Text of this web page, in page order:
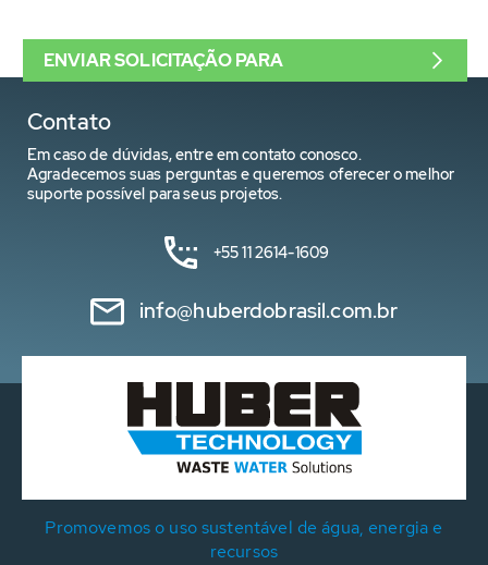
Contato
Em caso de dúvidas, entre em contato conosco.
Agradecemos suas perguntas e queremos oferecer o melhor
suporte possível para seus projetos.
+55 11 2614-1609
info@huberdobrasil.com.br
ENVIAR SOLICITAÇÃO PARA
Promovemos o uso sustentável de água, energia e
recursos